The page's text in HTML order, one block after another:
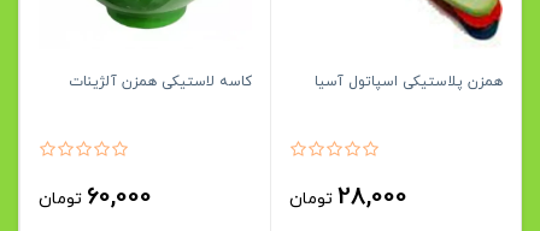
همزن پلاستیکی اسپاتول آسیا
28,000 تومان
کاسه لاستیکی همزن آلژینات
60,000 تومان